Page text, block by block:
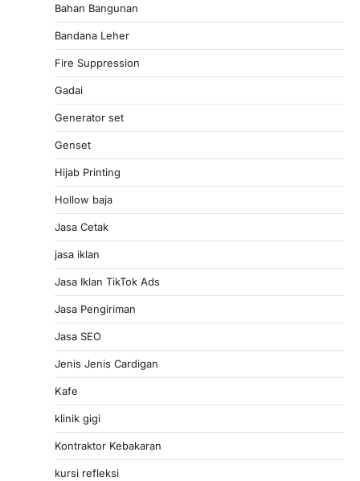
Bahan Bangunan
Bandana Leher
Fire Suppression
Gadai
Generator set
Genset
Hijab Printing
Hollow baja
Jasa Cetak
jasa iklan
Jasa Iklan TikTok Ads
Jasa Pengiriman
Jasa SEO
Jenis Jenis Cardigan
Kafe
klinik gigi
Kontraktor Kebakaran
kursi refleksi